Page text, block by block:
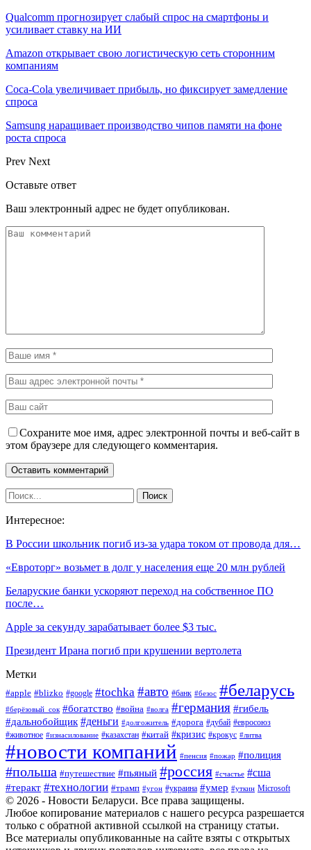
Qualcomm прогнозирует слабый спрос на смартфоны и
усиливает ставку на ИИ
Amazon открывает свою логистическую сеть сторонним
компаниям
Coca-Cola увеличивает прибыль, но фиксирует замедление
спроса
Samsung наращивает производство чипов памяти на фоне
роста спроса
Prev Next
Оставьте ответ
Ваш электронный адрес не будет опубликован.
Сохраните мое имя, адрес электронной почты и веб-сайт в
этом браузере для следующего комментария.
Интересное:
В России школьник погиб из-за удара током от провода для…
«Евроторг» возьмет в долг у населения еще 20 млн рублей
Беларуские банки ускоряют переход на собственное ПО
после…
Apple за секунду зарабатывает более $3 тыс.
Президент Ирана погиб при крушении вертолета
Метки
#apple #blizko #google #tochka #авто #банк #безос #беларусь
#берёзовый_сок #богатство #война #волга #германия #гибель
#дальнобойщик #деньги #долгожитель #дорога #дубай #евросоюз
#животное #изнасилование #казахстан #китай #кризис #крокус #литва
#новости компаний #пенсия #пожар #полиция
#польша #путешествие #пьяный #россия #счастье #сша
#теракт #технологии #трамп #угон #украина #умер #уткин Microsoft
© 2026 - Новости Беларуси. Все права защищены.
Любое копирование материалов с нашего ресурса разрешается
только с обратной активной ссылкой на страницу статьи.
Все материалы опубликованные на сайте взяты с открытых